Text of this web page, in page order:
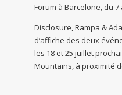
Forum à Barcelone, du 7
Disclosure, Rampa &
d’affiche des deux
les 18 et 25 juillet
Mountains, à proximité